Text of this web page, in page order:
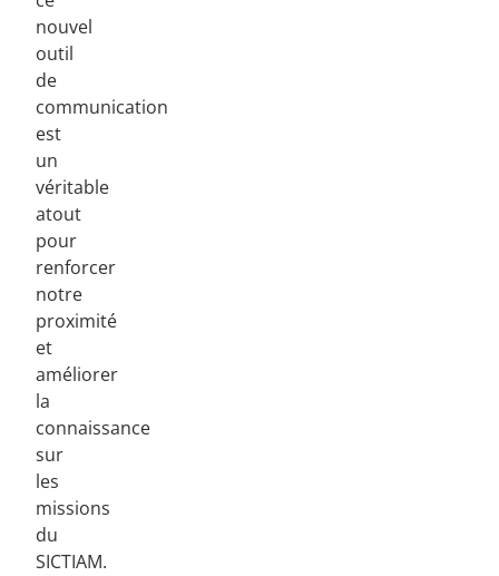
nouvel
outil
de
communication
est
un
véritable
atout
pour
renforcer
notre
proximité
et
améliorer
la
connaissance
sur
les
missions
du
SICTIAM.